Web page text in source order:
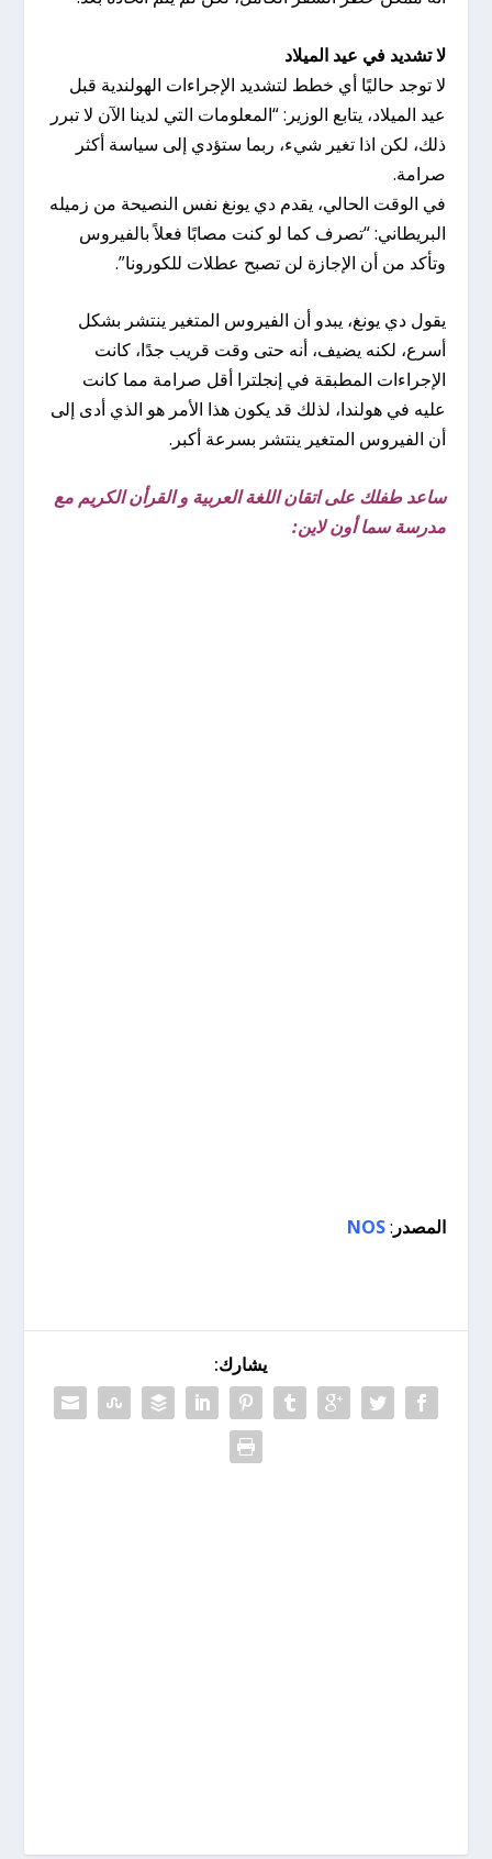
لا تشديد في عيد الميلاد
لا توجد حاليًا أي خطط لتشديد الإجراءات الهولندية قبل
عيد الميلاد، يتابع الوزير: “المعلومات التي لدينا الآن لا تبرر
ذلك، لكن اذا تغير شيء، ربما ستؤدي إلى سياسة أكثر
صرامة.
في الوقت الحالي، يقدم دي يونغ نفس النصيحة من زميله
البريطاني: “تصرف كما لو كنت مصابًا فعلاً بالفيروس
وتأكد من أن الإجازة لن تصبح عطلات للكورونا”.
يقول دي يونغ، يبدو أن الفيروس المتغير ينتشر بشكل
أسرع، لكنه يضيف، أنه حتى وقت قريب جدًا، كانت
الإجراءات المطبقة في إنجلترا أقل صرامة مما كانت
عليه في هولندا، لذلك قد يكون هذا الأمر هو الذي أدى إلى
أن الفيروس المتغير ينتشر بسرعة أكبر.
ساعد طفلك على اتقان اللغة العربية و القرأن الكريم مع
مدرسة سما أون لاين:
المصدر :
NOS
يشارك: